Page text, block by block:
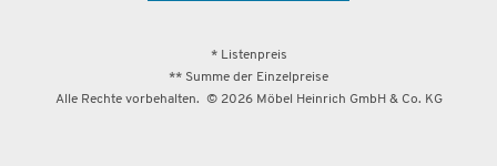
* Listenpreis
** Summe der Einzelpreise
Alle Rechte vorbehalten. © 2026Möbel Heinrich GmbH & Co. KG